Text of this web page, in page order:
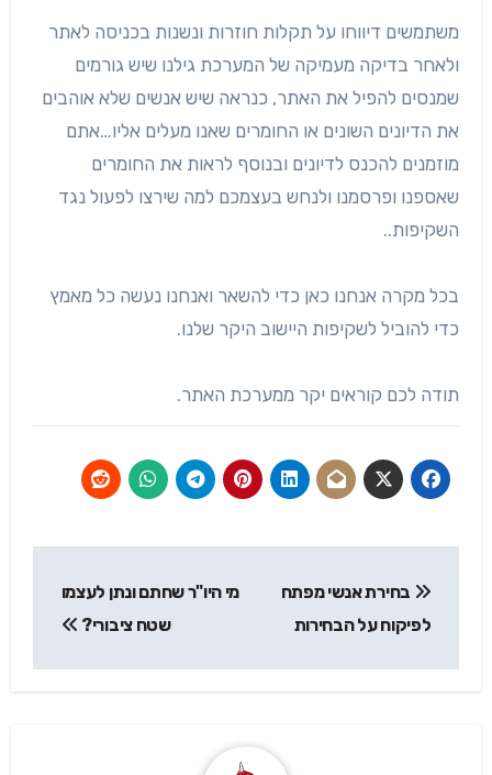
משתמשים דיווחו על תקלות חוזרות ונשנות בכניסה לאתר
ולאחר בדיקה מעמיקה של המערכת גילנו שיש גורמים
שמנסים להפיל את האתר, כנראה שיש אנשים שלא אוהבים
את הדיונים השונים או החומרים שאנו מעלים אליו…אתם
מוזמנים להכנס לדיונים ובנוסף לראות את החומרים
שאספנו ופרסמנו ולנחש בעצמכם למה שירצו לפעול נגד
השקיפות..
בכל מקרה אנחנו כאן כדי להשאר ואנחנו נעשה כל מאמץ
כדי להוביל לשקיפות היישוב היקר שלנו.
תודה לכם קוראים יקר ממערכת האתר.
בחירת אנשי מפתח
לפיקוח על הבחירות
מי היו"ר שחתם ונתן לעצמו
שטח ציבורי?